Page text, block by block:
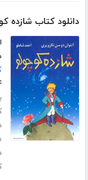
دانلود کتاب شازده